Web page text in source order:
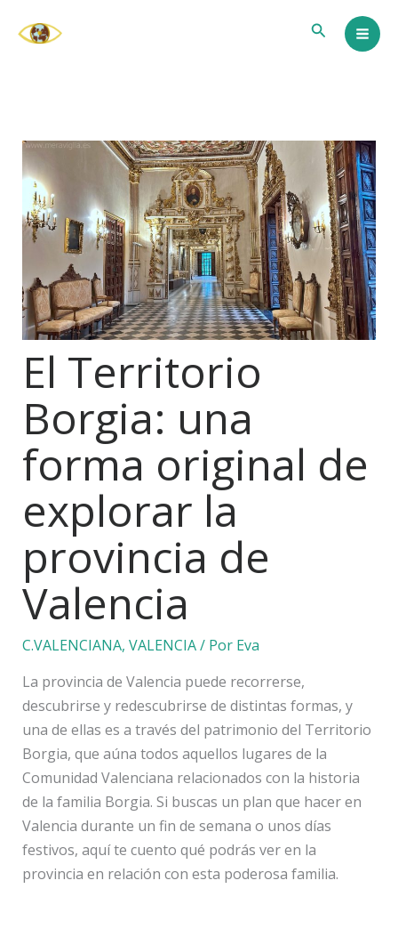
Buscar
El Territorio
Borgia: una
forma original de
explorar la
provincia de
Valencia
C.VALENCIANA, VALENCIA/ Por Eva
La provincia de Valencia puede recorrerse,
descubrirse y redescubrirse de distintas formas, y
una de ellas es a través del patrimonio del Territorio
Borgia, que aúna todos aquellos lugares de la
Comunidad Valenciana relacionados con la historia
de la familia Borgia. Si buscas un plan que hacer en
Valencia durante un fin de semana o unos días
festivos, aquí te cuento qué podrás ver en la
provincia en relación con esta poderosa familia.